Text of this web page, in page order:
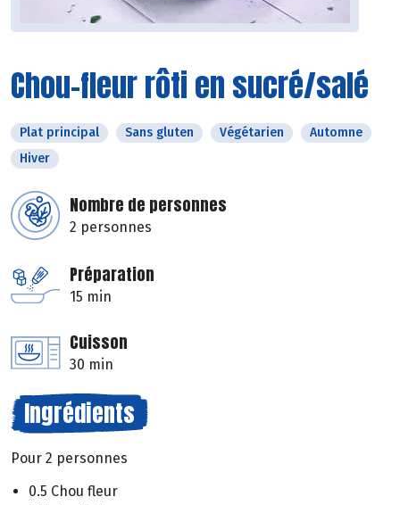
Chou-fleur rôti en sucré/salé
Plat principal Sans gluten Végétarien
Automne
Hiver
Nombre de personnes
2 personnes
Préparation
15 min
Cuisson
30 min
Ingrédients
Pour 2 personnes
0.5 Chou fleur